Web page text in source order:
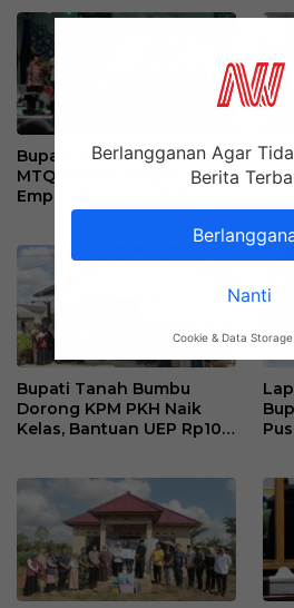
Bupati Tanah Bumbu Buka
MTQN ke-23 Simpang
Empat, Dorong Lahirnya
Generasi Qur’ani
45
Bupati Tanah Bumbu
Dorong KPM PKH Naik
Kelas, Bantuan UEP Rp10
Berlangganan Agar
Berita
Nanti
Cookie & Data